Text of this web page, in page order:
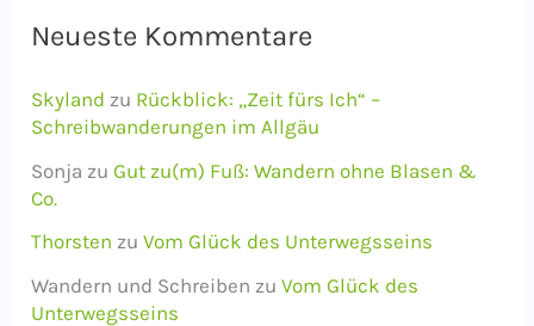
Neueste Kommentare
Skyland zu Rückblick: „Zeit fürs Ich“ –
Schreibwanderungen im Allgäu
Sonja zuGut zu(m) Fuß: Wandern ohne Blasen &
Co.
Thorsten zuVom Glück des Unterwegsseins
Wandern und Schreiben zuVom Glück des
Unterwegsseins